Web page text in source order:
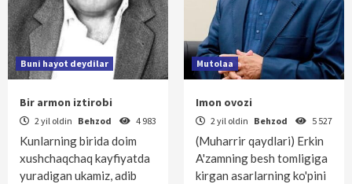
Buni hayot deydilar
Bir armon iztirobi
2 yil oldin Behzod 4 983
Kunlarning birida doim
xushchaqchaq kayfiyatda
yuradigan ukamiz, adib
Mutolaa
Imon ovozi
2 yil oldin Behzod 5 527
(Muharrir qaydlari) Erkin
A'zamning besh tomligiga
kirgan asarlarning ko'pini